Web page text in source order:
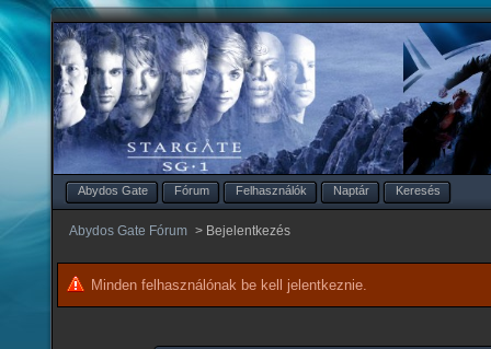
Abydos Gate Fórum Felhasználók Naptár Keresés
Abydos Gate Fórum > Bejelentkezés
Minden felhasználónak be kell jelentkeznie.